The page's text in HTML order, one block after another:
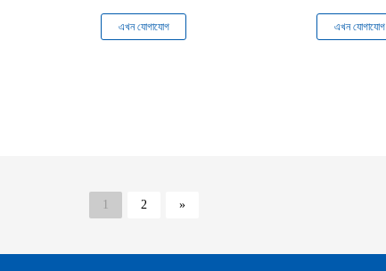
এখন যোগাযোগ এখন যোগাযোগ
1 2 »